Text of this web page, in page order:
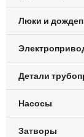
Люки и
Детали
Насосы
Затворы